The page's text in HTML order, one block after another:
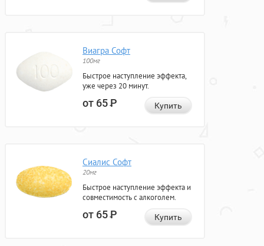
Виагра Софт
100мг
Быстрое наступление эффекта,
уже через 20 минут.
от 65Р Купить
Сиалис Софт
20мг
Быстрое наступление эффекта и
совместимость с алкоголем.
от 65Р Купить